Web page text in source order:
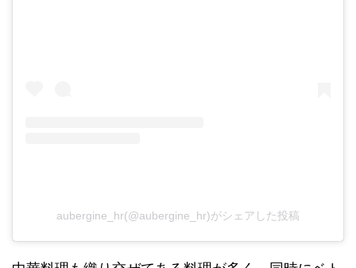
aubergine_hr(@aubergine_hr)がシェアした投稿